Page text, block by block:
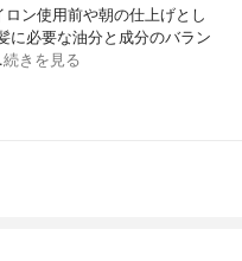
ン使用前や朝の仕上げとし
に必要な油分と成分のバラン
続きを見る